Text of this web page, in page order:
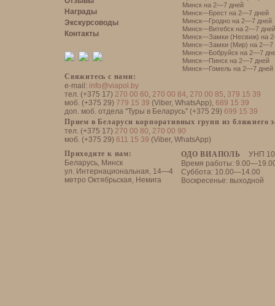
Награды
Экскурсоводы
Контакты
Свяжитесь с нами:
e-mail: info@viapol.by
тел. (+375 17) 270 00 60, 270 00 84, 270 00 85, 379 15 39
моб. (+375 29) 779 15 39 (Viber, WhatsApp), 689 15 39
доп. моб. отдела "Туры в Беларусь" (+375 29) 699 15 39
Прием в Беларуси корпоративных групп из ближнего
тел. (+375 17) 270 00 80, 270 00 90
моб. (+375 29) 611 15 39 (Viber, WhatsApp)
ОДО ВИАПОЛЬ
УНП
Время работы:
Суббота: 10.00—14.00
Воскресенье: выходной
Приходите к нам:
Беларусь, Минск
ул. Интернациональная, 14—4
метро Октябрьская, Немига
Минск на 2—7 дней
Минск—Брест на 2—7 дней
Минск—Гродно на 2—7 дней
Минск—Витебск на 2—7 дней
Минск—Замки (Несвиж) на
Минск—Замки (Мир) на 2—7
Минск—Бобруйск на 2—7
Минск—Пинск на 2—7 дней
Минск—Гомель на 2—7 дней